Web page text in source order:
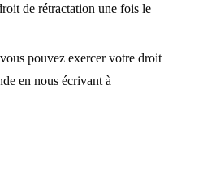
de rétractation une fois le
pouvez exercer votre droit
en nous écrivant à